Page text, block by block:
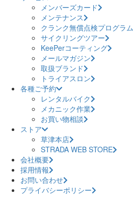
メンバーズカード
メンテナンス
クランク無償点検プログラム
サイクリングツアー
KeePerコーティング
メールマガジン
取扱ブランド
トライアスロン
各種ご予約
レンタルバイク
メカニック作業
お買い物相談
ストア
草津本店
STRADA WEB STORE
会社概要
採用情報
お問い合わせ
プライバシーポリシー